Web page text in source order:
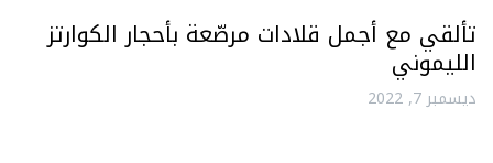
تألقي مع أجمل قلادات مرصّعة بأحجار الكوارتز
الليموني
ديسمبر 7, 2022